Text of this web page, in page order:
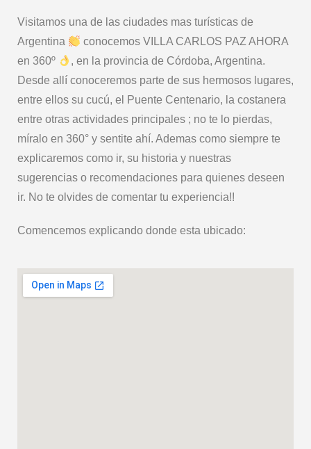
Visitamos una de las ciudades mas turísticas de
Argentina
conocemos VILLA CARLOS PAZ AHORA
en 360º
, en la provincia de Córdoba, Argentina.
Desde allí conoceremos parte de sus hermosos lugares,
entre ellos su cucú, el Puente Centenario, la costanera
entre otras actividades principales ; no te lo pierdas,
míralo en 360° y sentite ahí. Ademas como siempre te
explicaremos como ir, su historia y nuestras
sugerencias o recomendaciones para quienes deseen
ir. No te olvides de comentar tu experiencia!!
Comencemos explicando donde esta ubicado: